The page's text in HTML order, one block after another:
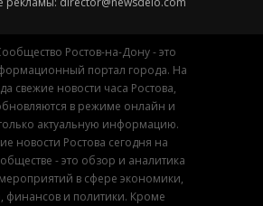
Ростов-на-Дону - это
портал города. На
свежие новости часа Ростова,
в режиме онлайн и
актуальную информацию.
новости Ростова сегодня на
- это обзор и аналитика
в сфере экономики,
финансов и политики. Кроме